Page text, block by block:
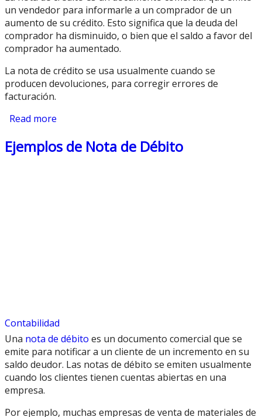
un vendedor para informarle a un comprador de un
aumento de su crédito. Esto significa que la deuda del
comprador ha disminuido, o bien que el saldo a favor del
comprador ha aumentado.
La nota de crédito se usa usualmente cuando se
producen devoluciones, para corregir errores de
facturación.
Read more
Ejemplos de Nota de Débito
Contabilidad
Una nota de débito es un documento comercial que se
emite para notificar a un cliente de un incremento en su
saldo deudor. Las notas de débito se emiten usualmente
cuando los clientes tienen cuentas abiertas en una
empresa.
Por ejemplo, muchas empresas de venta de materiales de